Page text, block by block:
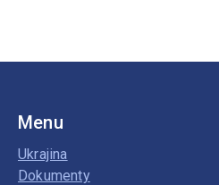
Menu
Ukrajina
Dokumenty